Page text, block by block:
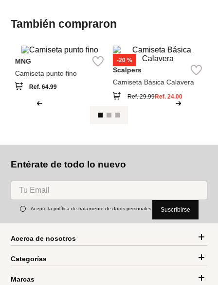
Ver reseña
También compraron
Ref.64.99 Ref.29.99 Ref.24.00
Entérate de todo lo nuevo